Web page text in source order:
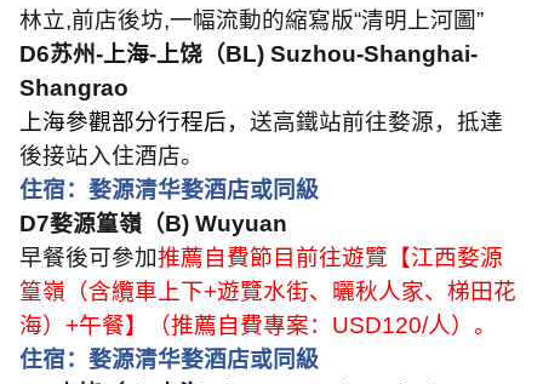
林立,前店後坊,一幅流動的縮寫版“清明上河圖”
D6苏州-上海-上饶（BL) Suzhou-Shanghai-
Shangrao
上海參觀部分行程后， 送高鐵站前往婺源，抵達
後接站入住酒店。
住宿：婺源清华婺酒店或同級
D7婺源篁嶺（B) Wuyuan
早餐後可參加推薦自費節目前往遊覽【江西婺源
篁嶺（含纜車上下+遊覽水街、曬秋人家、梯田花
海） +午餐】（推薦自費專案： USD120/人）。
住宿：婺源清华婺酒店或同級